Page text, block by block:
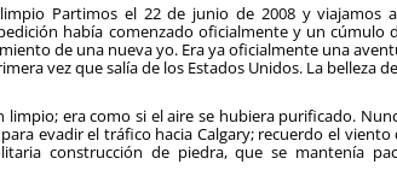
Partimos el 22 de junio de 2008 y viajamos
había comenzado oficialmente y un cúmulo
de una nueva yo. Era ya oficialmente una
vez que salía de los Estados Unidos. La belleza
limpio; era como si el aire se hubiera purificado.
evadir el tráfico hacia Calgary; recuerdo el
construcción de piedra, que se mantenía